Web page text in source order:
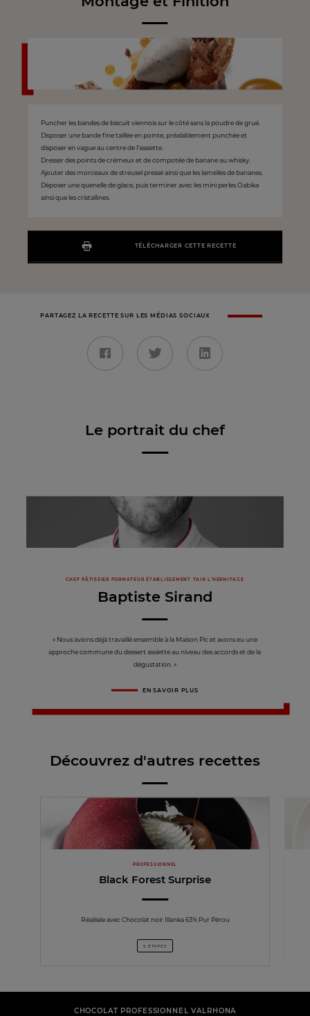
TÉLÉCHARGER CETTE RECETTE
Puncher les bandes de biscuit viennois sur le côté sans la poudre de grué.
Disposer une bande fine taillée en pointe, préalablement punchée et
disposer en vague au centre de l’assiette.
Dresser des points de crémeux et de compotée de banane au whisky.
Ajouter des morceaux de streusel pressé ainsi que les lamelles de bananes.
Déposer une quenelle de glace, puis terminer avec les mini perles Oabika
ainsi que les cristallines.
PARTAGEZ LA RECETTE SUR LES MÉDIAS SOCIAUX
Le portrait du chef
CHEF PÂTISSIER FORMATEUR ÉTABLISSEMENT TAIN L’HERMITAGE
Baptiste Sirand
« Nous avions déjà travaillé ensemble à la Maison Pic et avons eu une
approche commune du dessert assiette au niveau des accords et de la
dégustation. »
EN SAVOIR PLUS
Découvrez d'autres recettes
PROFESSIONNEL
Black Forest Surprise
Réalisée avec Chocolat noir Illanka 63% Pur Pérou
5 ÉTAPES
CHOCOLAT PROFESSIONNEL VALRHONA